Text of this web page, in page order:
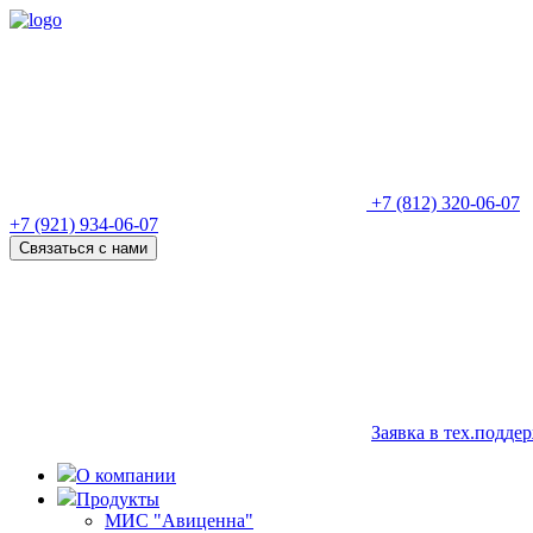
+7 (812) 320-06-07
+7 (921) 934-06-07
Связаться с нами
Заявка в
О компании
Продукты
МИС "Авиценна"